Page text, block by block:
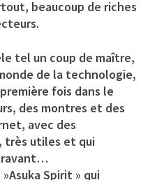
beaucoup de riches
tel un coup de maître,
de la technologie,
fois dans le
des montres et des
avec des
très utiles et qui
»Asuka Spirit » qui